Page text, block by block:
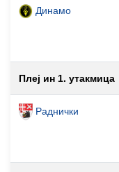
Динамо
Плеј ин 1. утакмица
Раднички